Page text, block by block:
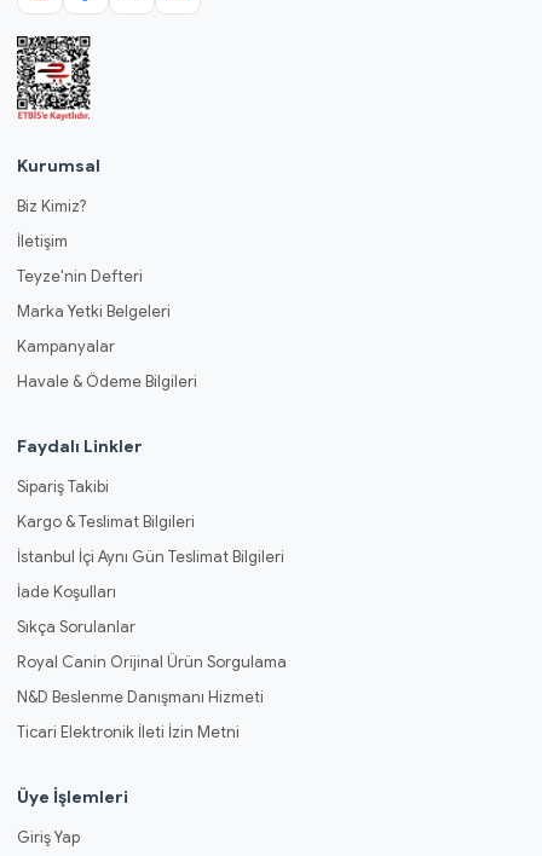
Kurumsal
Biz Kimiz?
İletişim
Teyze'nin Defteri
Marka Yetki Belgeleri
Kampanyalar
Havale & Ödeme Bilgileri
Faydalı Linkler
Sipariş Takibi
Kargo & Teslimat Bilgileri
İstanbul İçi Aynı Gün Teslimat Bilgileri
İade Koşulları
Sıkça Sorulanlar
Royal Canin Orijinal Ürün Sorgulama
N&D Beslenme Danışmanı Hizmeti
Ticari Elektronik İleti İzin Metni
Üye İşlemleri
Giriş Yap